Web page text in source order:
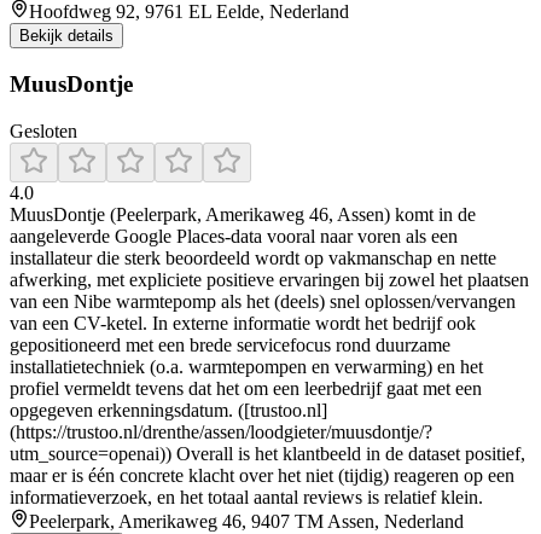
Hoofdweg 92, 9761 EL Eelde, Nederland
Bekijk details
MuusDontje
Gesloten
4.0
MuusDontje (Peelerpark, Amerikaweg 46, Assen) komt in de
aangeleverde Google Places-data vooral naar voren als een
installateur die sterk beoordeeld wordt op vakmanschap en nette
afwerking, met expliciete positieve ervaringen bij zowel het plaatsen
van een Nibe warmtepomp als het (deels) snel oplossen/vervangen
van een CV-ketel. In externe informatie wordt het bedrijf ook
gepositioneerd met een brede servicefocus rond duurzame
installatietechniek (o.a. warmtepompen en verwarming) en het
profiel vermeldt tevens dat het om een leerbedrijf gaat met een
opgegeven erkenningsdatum. ([trustoo.nl]
(https://trustoo.nl/drenthe/assen/loodgieter/muusdontje/?
utm_source=openai)) Overall is het klantbeeld in de dataset positief,
maar er is één concrete klacht over het niet (tijdig) reageren op een
informatieverzoek, en het totaal aantal reviews is relatief klein.
Peelerpark, Amerikaweg 46, 9407 TM Assen, Nederland